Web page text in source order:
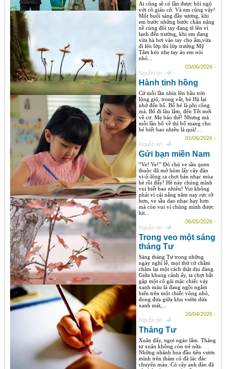
Ai cũng sẽ có lần được hội ngộ
với cô giáo cũ. Và em cũng vậy!
Một buổi sáng đầy sương, khi
em bước những bước chân nặng
nề cùng đôi tay đang tê lên vì
lạnh đến trường, khi em đang
vừa hà hơi vào tay cho ấm,vừa
đi lên lớp thì lớp trưởng Mỹ
Tâm kéo nhẹ tay áo em nói
nhỏ...
03/06/2026 -
Nguồn tin : -/-
Hành tinh hồng
Cứ mỗi lần nhìn lên bầu trời
lộng gió, trong vắt, bé Hà lại
nhớ đến bố. Bố bé là phi công
mà. Bố đi lâu lắm, đến Tết mới
về cơ. Mẹ bảo thế! Nhưng mà
mỗi lần bố về thì bố mang cho
bé biết bao nhiêu là quà!...
01/06/2026 -
Nguồn tin : -/-
Gửi bạn miền Nam
“Ve! Ve!” Đó chú ve sầu quen
thuộc đã mở hòm lấy cây đàn
vi-ô-lông ra chơi bản nhạc mùa
hè rồi đấy! Hè này chúng mình
vui biết bao nhiêu! Vui không
phải vì cái nắng năm nay rực rỡ
hơn, ve sầu dạo nhạc hay hơn
mà còn vui vì chúng mình được
hít...
06/05/2026 -
Nguồn tin : -/-
Trong veo một sáng
tháng Tư
Sáng tháng Tư trong những
ngày nghỉ lễ, mọi thứ cứ chầm
chậm lại một cách thật dịu dàng.
Giữa khung cảnh ấy, ta chợt bắt
gặp một cô gái mặc chiếc váy
xanh màu lá đang ngồi ngắm
biển trên một chiếc võng nhỏ,
đong đưa giữa khu vườn dừa
xanh mát,...
26/04/2026 -
Nguồn tin : -/-
Tháng Tư
Xuân đấy, ngọt ngào lắm. Tháng
tư xuân không còn trẻ nữa.
Những nhánh hoa đầu tiên vươn
mình trên thảm cỏ đã lác đác
chuyển màu. Có cây anh đào đã